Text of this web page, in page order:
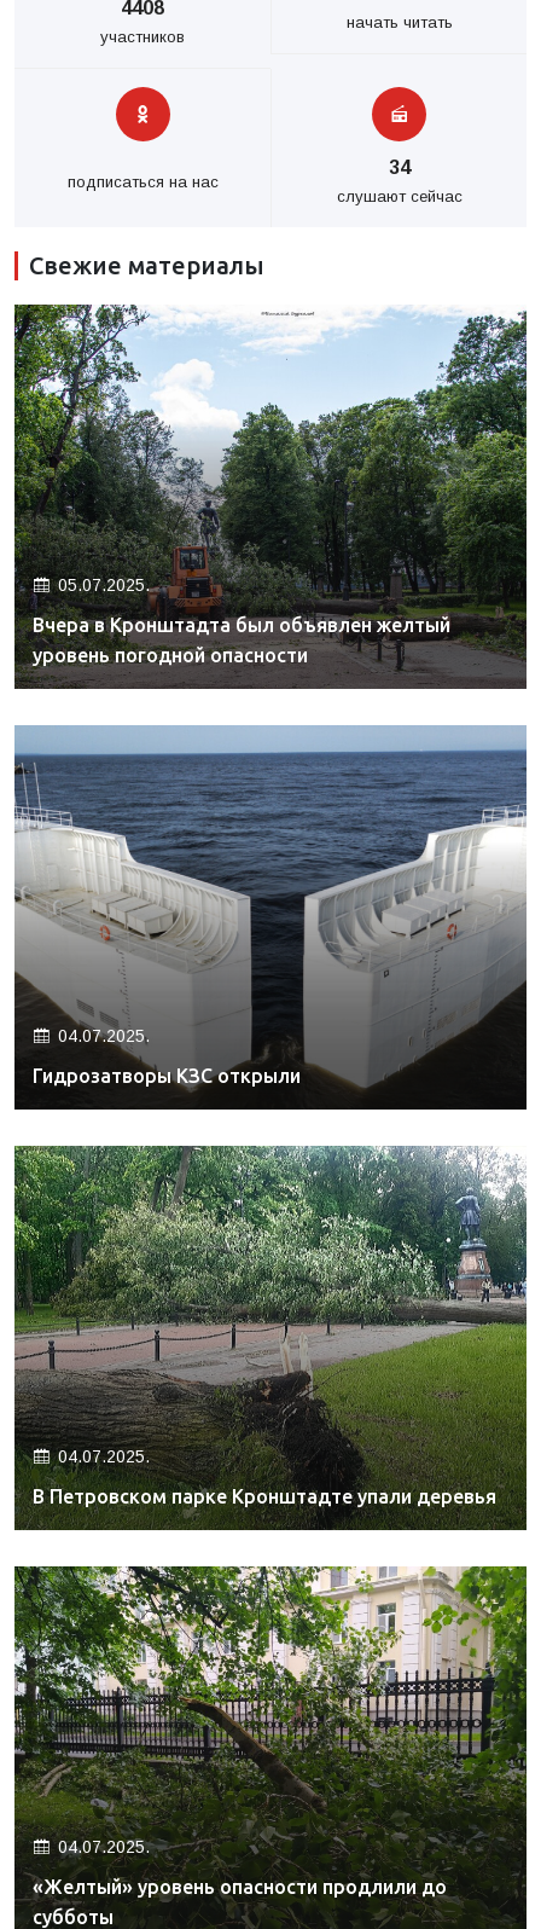
4408
участников
начать читать
подписаться на нас
34
слушают сейчас
Свежие материалы
05.07.2025.
Вчера в Кронштадта был объявлен желтый
уровень погодной опасности
04.07.2025.
Гидрозатворы КЗС открыли
04.07.2025.
В Петровском парке Кронштадте упали деревья
04.07.2025.
«Желтый» уровень опасности продлили до
субботы